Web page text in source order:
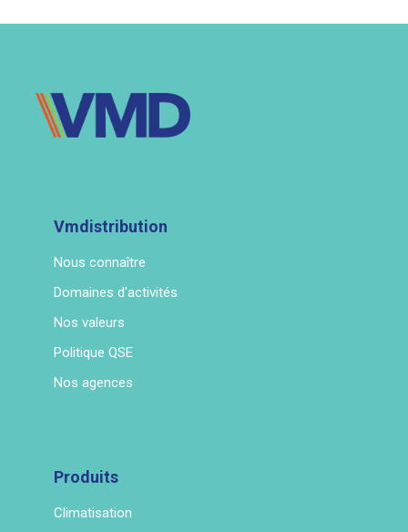
Vmdistribution
Nous connaître
Domaines d'activités
Nos valeurs
Politique QSE
Nos agences
Produits
Climatisation